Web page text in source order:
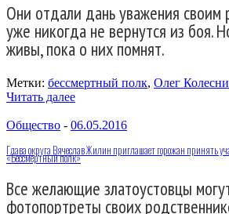
Они отдали дань уважения
уже никогда не вернутся из боя.
живы, пока о них помнят.
Метки: бессмертный полк, Олег
Читать далее
Общество - 06.05.2016
Глава округа Вячеслав Жилин приглашает горожан принять
«Бессмертный полк»
Все желающие златоустовцы
фотопортреты своих